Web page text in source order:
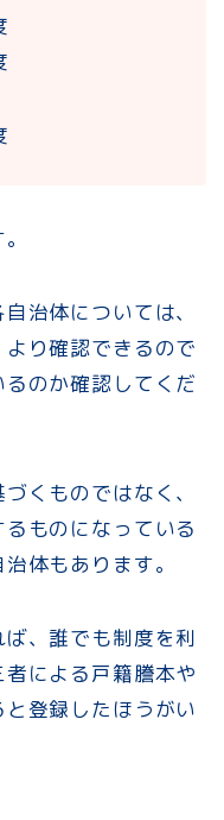
治体については、
より確認できるので
のか確認してくだ
くものではなく、
ものになっている
体もあります。
、誰でも制度を利
による戸籍謄本や
登録したほうがい